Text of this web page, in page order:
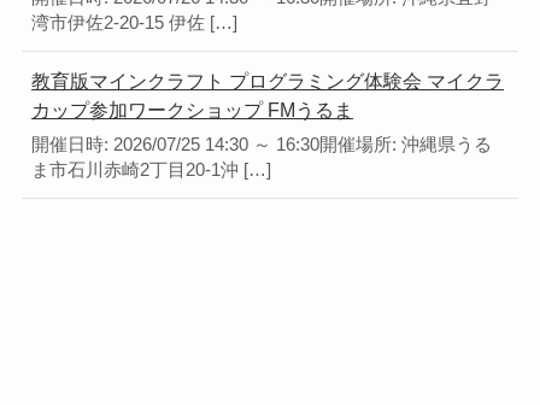
湾市伊佐2-20-15 伊佐 […]
教育版マインクラフト プログラミング体験会 マイクラ
カップ参加ワークショップ FMうるま
開催日時: 2026/07/25 14:30 ～ 16:30開催場所: 沖縄県うる
ま市石川赤崎2丁目20-1沖 […]